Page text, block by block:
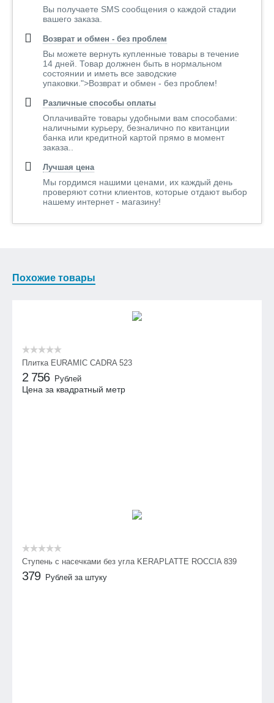
Вы получаете SMS сообщения о каждой стадии
вашего заказа.
Возврат и обмен - без проблем
Вы можете вернуть купленные товары в течение
14 дней. Товар должнен быть в нормальном
состоянии и иметь все заводские
упаковки.">Возврат и обмен - без проблем!
Различные способы оплаты
Оплачивайте товары удобными вам способами:
наличными курьеру, безналично по квитанции
банка или кредитной картой прямо в момент
заказа..
Лучшая цена
Мы гордимся нашими ценами, их каждый день
проверяют сотни клиентов, которые отдают выбор
нашему интернет - магазину!
Похожие товары
Плитка EURAMIC CADRA 523
2 756 Рублей
Цена за квадратный метр
Ступень с насечками без угла KERAPLATTE ROCCIA 839
379 Рублей за штуку